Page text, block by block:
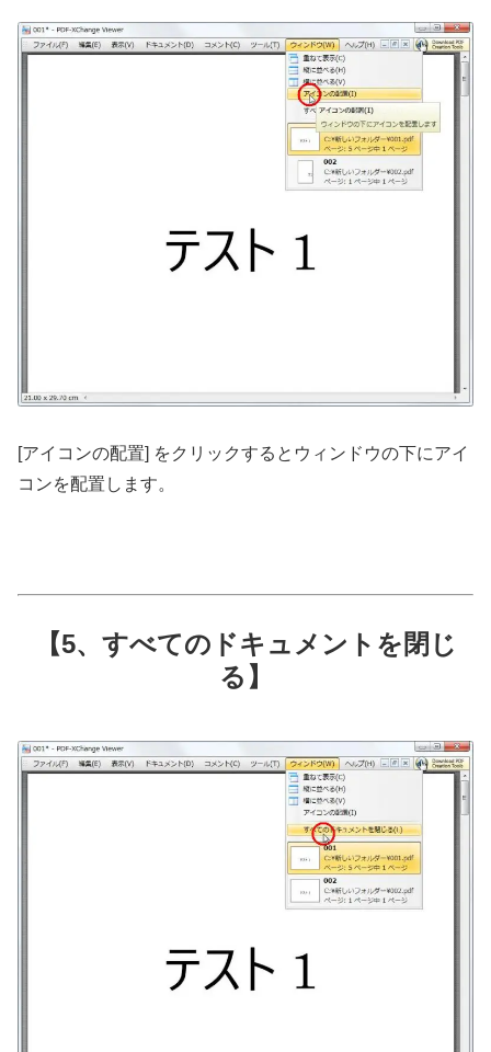
[アイコンの配置] をクリックするとウィンドウの下にアイ
コンを配置します。
【5、すべてのドキュメントを閉じ
る】